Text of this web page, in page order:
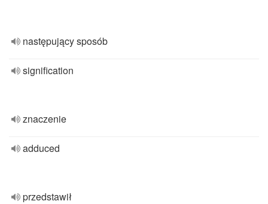
następujący sposób
signification
znaczenie
adduced
przedstawił